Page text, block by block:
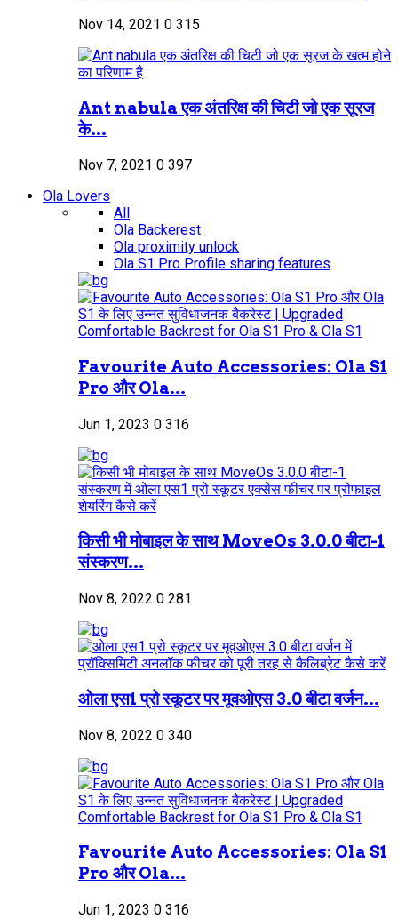
Nov 14, 2021 0 315
Ant nabula एक अंतरिक्ष की चिटी जो एक सूरज
के...
Nov 7, 2021 0 397
Ola Lovers
All
Ola Backerest
Ola proximity unlock
Ola S1 Pro Profile sharing features
Favourite Auto Accessories: Ola S1
Pro और Ola...
Jun 1, 2023 0 316
किसी भी मोबाइल के साथ MoveOs 3.0.0 बीटा-1
संस्करण...
Nov 8, 2022 0 281
ओला एस1 प्रो स्कूटर पर मूवओएस 3.0 बीटा वर्जन...
Nov 8, 2022 0 340
Favourite Auto Accessories: Ola S1
Pro और Ola...
Jun 1, 2023 0 316